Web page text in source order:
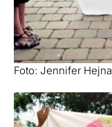
Foto: Jennifer Hejna